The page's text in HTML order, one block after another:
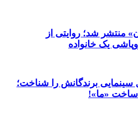
منتشر شد؛ روایتی از
یک خانواده
سینمایی برندگانش را شناخت؛
ساخت «ما»!